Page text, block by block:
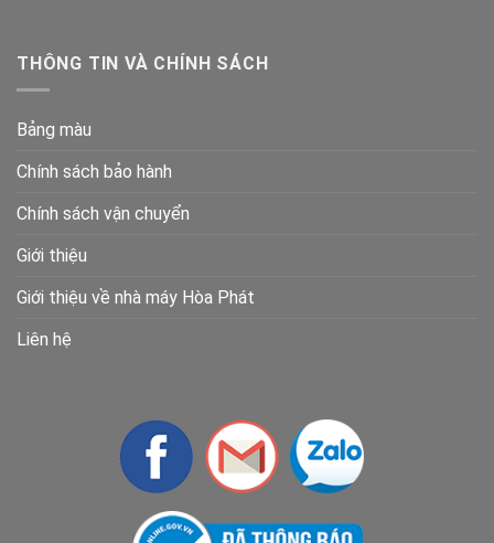
THÔNG TIN VÀ CHÍNH SÁCH
Bảng màu
Chính sách bảo hành
Chính sách vận chuyển
Giới thiệu
Giới thiệu về nhà máy Hòa Phát
Liên hệ